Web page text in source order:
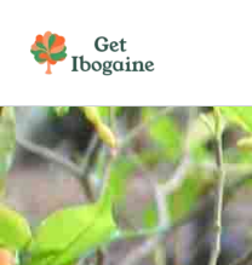
ス
キ
ッ
プ